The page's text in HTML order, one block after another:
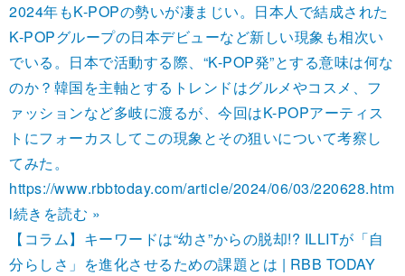
2024年もK-POPの勢いが凄まじい。日本人で結成された
K-POPグループの日本デビューなど新しい現象も相次い
でいる。日本で活動する際、“K-POP発”とする意味は何な
のか？韓国を主軸とするトレンドはグルメやコスメ、フ
ァッションなど多岐に渡るが、今回はK-POPアーティス
トにフォーカスしてこの現象とその狙いについて考察し
てみた。
https://www.rbbtoday.com/article/2024/06/03/220628.htm
l続きを読む »
【コラム】キーワードは“幼さ”からの脱却!? ILLITが「自
分らしさ」を進化させるための課題とは | RBB TODAY